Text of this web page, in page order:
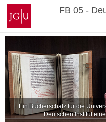
Zum
Inhalt
springen
Johannes
Gutenberg-
Universität
FB 05 -
Ein Bücherschatz für die
Deutschen Institut